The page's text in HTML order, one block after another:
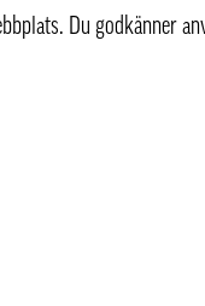
Du godkänner